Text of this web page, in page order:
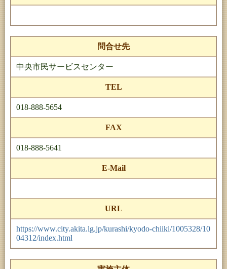
問合せ先
中央市民サービスセンター
TEL
018-888-5654
FAX
018-888-5641
E-Mail
URL
https://www.city.akita.lg.jp/kurashi/kyodo-chiiki/1005328/10
04312/index.html